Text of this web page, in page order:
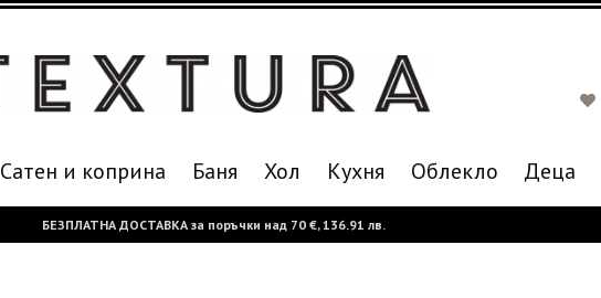
Сатен и коприна Баня Хол Кухня Oблекло Деца
БЕЗПЛАТНА ДОСТАВКА за поръчки над 70 €,136.91 лв.